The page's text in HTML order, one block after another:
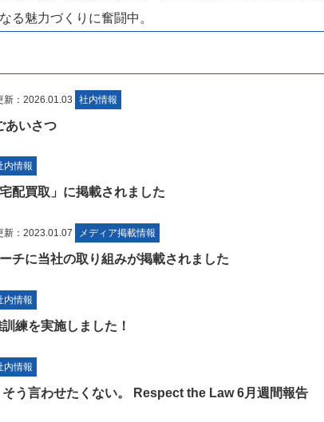
る魅力づくりに奮闘中。
新：2026.01.03 社内情報
あいさつ
内情報
配買取」に掲載されました
新：2023.01.07 メディア掲載情報
チに当社の取り組みが掲載されました
内情報
練を実施しました！
内情報
そう言わせたくない。 Respect the Law 6月週間報告